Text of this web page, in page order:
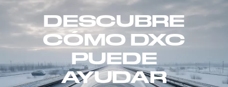
DESCUBRE
CÓMO DXC
PUEDE
AYUDAR